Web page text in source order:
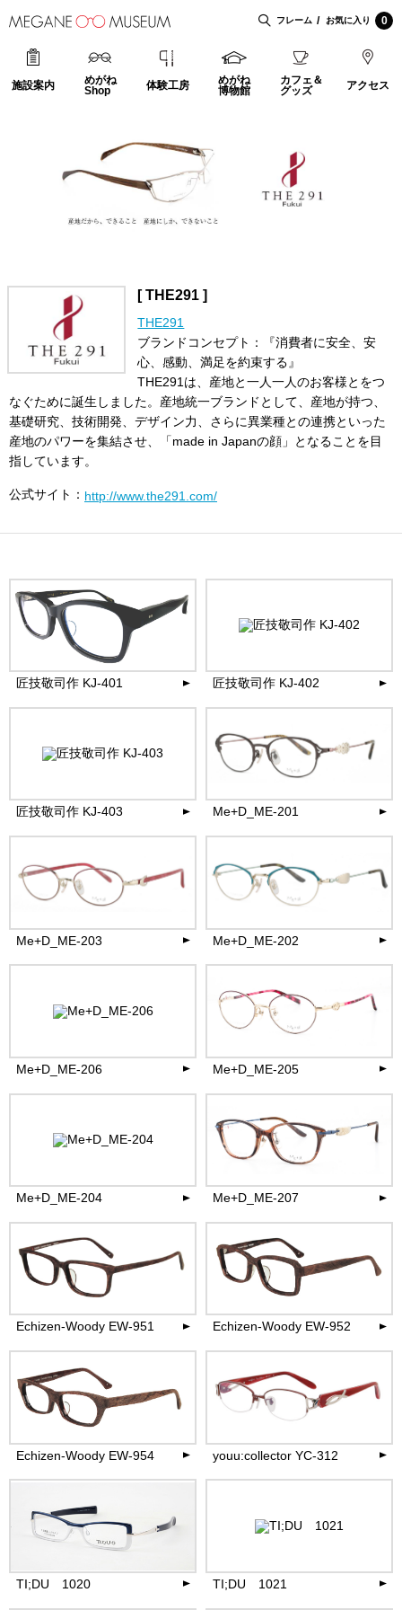
フレーム お気に入り 0
施設案内
めがね
Shop
体験工房
めがね
博物館
カフェ＆
グッズ
アクセス
[ THE291 ]
THE291
ブランドコンセプト：『消費者に安全、安
心、感動、満足を約束する』
THE291は、産地と一人一人のお客様とをつ
なぐために誕生しました。産地統一ブランドとして、産地が持つ、
基礎研究、技術開発、デザイン力、さらに異業種との連携といった
産地のパワーを集結させ、「made in Japanの顔」となることを目
指しています。
公式サイト： http://www.the291.com/
匠技敬司作 KJ-401 匠技敬司作 KJ-402
35,200 円(税込)
匠技敬司作 KJ-403
35,200 円(税込)
Me+D_ME-201
39,600 円(税込)
Me+D_ME-203 Me+D_ME-202
39,600 円(税込)
Me+D_ME-206 Me+D_ME-205
39,600 円(税込)
Me+D_ME-204
39,600 円(税込)
Me+D_ME-207
39,600 円(税込)
Echizen-Woody EW-951
27,500 円(税込)
Echizen-Woody EW-952
27,500 円(税込)
Echizen-Woody EW-954
27,500 円(税込)
youu:collector YC-312
TI;DU 1020 TI;DU 1021